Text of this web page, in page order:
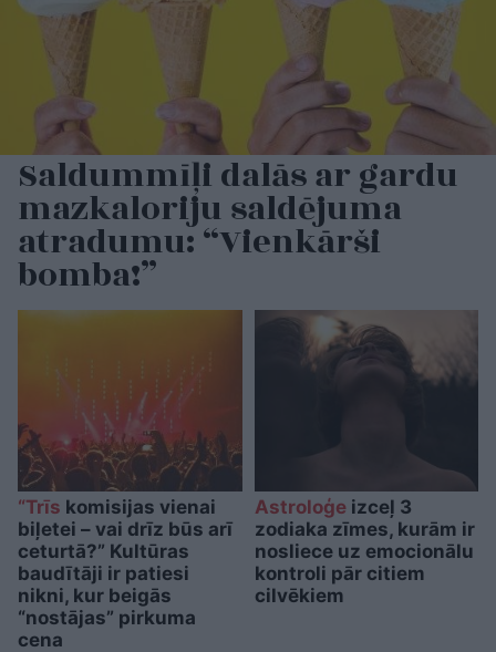
Saldummīļi dalās ar gardu
mazkaloriju saldējuma
atradumu: “Vienkārši
bomba!”
“Trīs komisijas vienai
biļetei – vai drīz būs arī
ceturtā?” Kultūras
baudītāji ir patiesi
nikni, kur beigās
“nostājas” pirkuma
cena
Astroloģeizceļ 3
zodiaka zīmes, kurām ir
nosliece uz emocionālu
kontroli pār citiem
cilvēkiem